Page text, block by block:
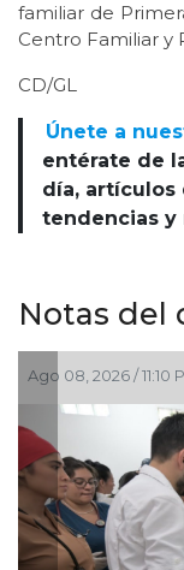
familiar de
Centro Familiar y
CD/GL
Únete a
entérate de
día,
tendencias y
Notas del
08, 2026 / 11:10 PM